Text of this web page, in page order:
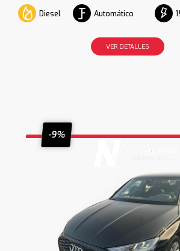
Diesel Automático
VER DETALLES
-9%